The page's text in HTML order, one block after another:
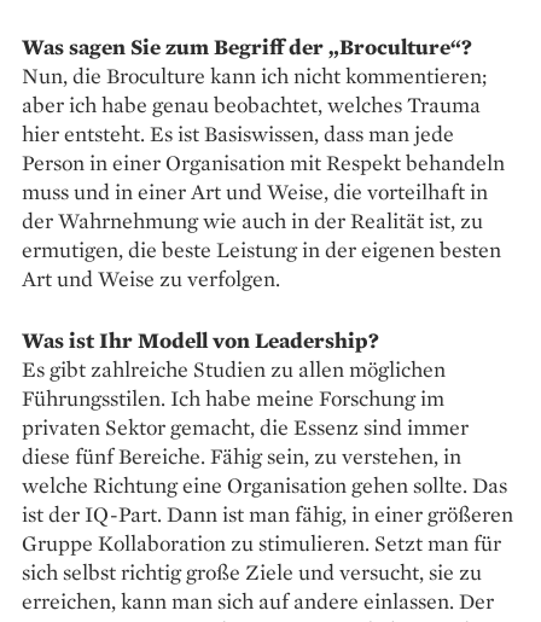
Was sagen Sie zum Begriff der „Broculture“?
Nun, die Broculture kann ich nicht kommentieren;
aber ich habe genau beobachtet, welches Trauma
hier entsteht. Es ist Basiswissen, dass man jede
Person in einer Organisation mit Respekt behandeln
muss und in einer Art und Weise, die vorteilhaft in
der Wahrnehmung wie auch in der Realität ist, zu
ermutigen, die beste Leistung in der eigenen besten
Art und Weise zu verfolgen.
Was ist Ihr Modell von Leadership?
Es gibt zahlreiche Studien zu allen möglichen
Führungsstilen. Ich habe meine Forschung im
privaten Sektor gemacht, die Essenz sind immer
diese fünf Bereiche. Fähig sein, zu verstehen, in
welche Richtung eine Organisation gehen sollte. Das
ist der IQ-Part. Dann ist man fähig, in einer ­größeren
Gruppe Kollaboration zu ­stimulieren. Setzt man für
sich selbst richtig große Ziele und versucht, sie zu
erreichen, kann man sich auf andere einlassen. Der